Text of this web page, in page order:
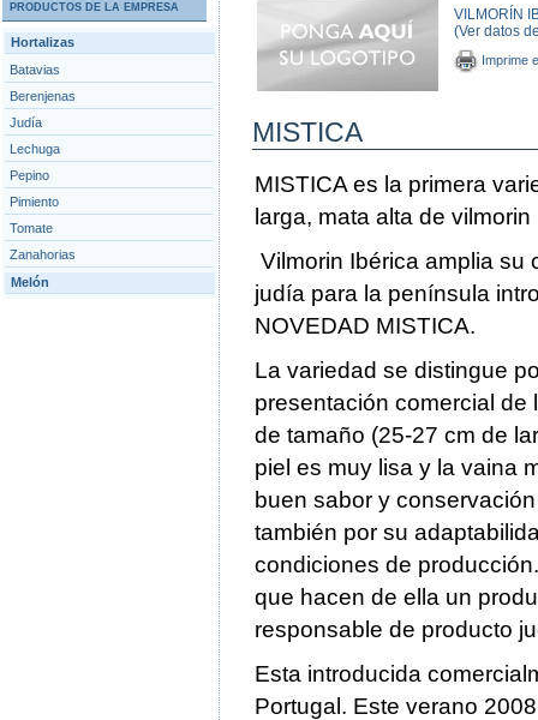
PRODUCTOS DE LA EMPRESA
Hortalizas
Batavias
Berenjenas
Judía
Lechuga
Pepino
Pimiento
Tomate
Zanahorias
Melón
VILMORÍN
(Ver datos
Imprime
MISTICA
MISTICA es la primera
larga, mata alta de vilmorin
Vilmorin Ibérica amplia su
judía para la península
NOVEDAD MISTICA.
La variedad se distingue
presentación comercial de
de tamaño (25-27 cm de
piel es muy lisa y la vaina
buen sabor y
también por su
condiciones de
que hacen de ella un
responsable de producto
Esta introducida
Portugal. Este verano